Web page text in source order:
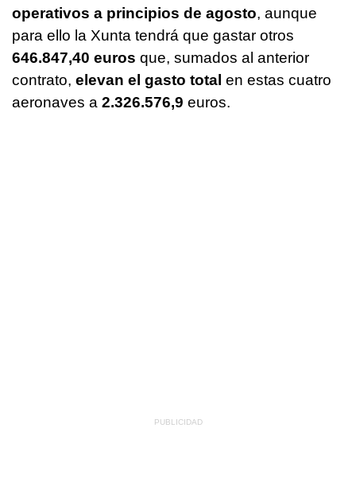
operativos a principios de agosto, aunque
para ello la Xunta tendrá que gastar otros
646.847,40 euros que, sumados al anterior
contrato, elevan el gasto total en estas cuatro
aeronaves a 2.326.576,9 euros.